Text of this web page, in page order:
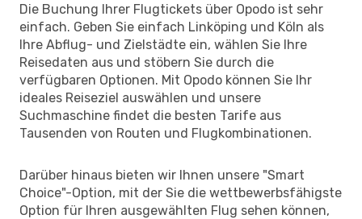
Die Buchung Ihrer Flugtickets über Opodo ist sehr
einfach. Geben Sie einfach Linköping und Köln als
Ihre Abflug- und Zielstädte ein, wählen Sie Ihre
Reisedaten aus und stöbern Sie durch die
verfügbaren Optionen. Mit Opodo können Sie Ihr
ideales Reiseziel auswählen und unsere
Suchmaschine findet die besten Tarife aus
Tausenden von Routen und Flugkombinationen.
Darüber hinaus bieten wir Ihnen unsere "Smart
Choice"-Option, mit der Sie die wettbewerbsfähigste
Option für Ihren ausgewählten Flug sehen können,